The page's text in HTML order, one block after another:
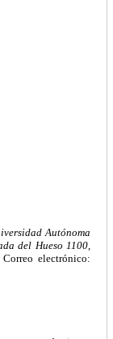
Autónoma
del Hueso 1100,
Correo electrónico: